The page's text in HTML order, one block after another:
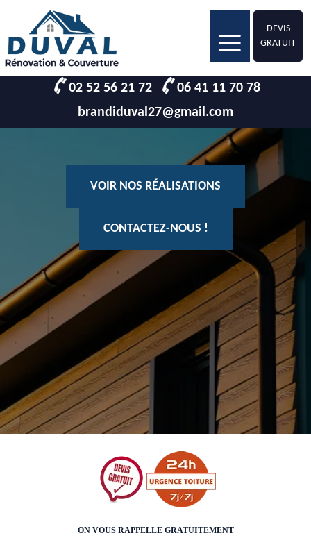
DEVIS
GRATUIT
02 52 56 21 72
06 41 11 70 78
brandiduval27@gmail.com
VOIR NOS RÉALISATIONS
CONTACTEZ-NOUS !
ON VOUS RAPPELLE GRATUITEMENT